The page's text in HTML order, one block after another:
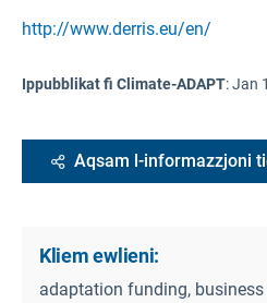
http://www.derris.eu/en/
Ippubblikat fi Climate-ADAPT:Jan
Aqsam l-informazzjoni
Kliem ewlieni:
adaptation funding,